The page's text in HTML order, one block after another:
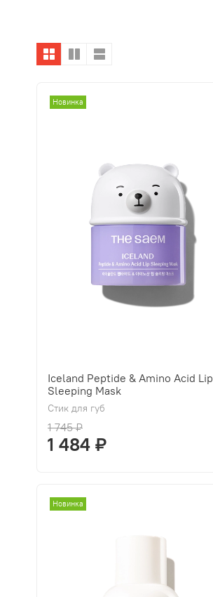
Новинка
Iceland Peptide & Amino Acid Lip
Sleeping Mask
Стик для губ
1 745 ₽
1 484 ₽
Новинка